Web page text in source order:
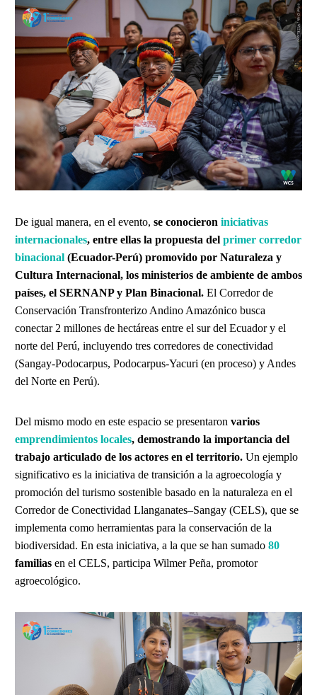
De igual manera, en el evento, se conocieron iniciativas
internacionales, entre ellas la propuesta del primer corredor
binacional (Ecuador-Perú) promovido por Naturaleza y
Cultura Internacional, los ministerios de ambiente de ambos
países, el SERNANP y Plan Binacional. El Corredor de
Conservación Transfronterizo Andino Amazónico busca
conectar 2 millones de hectáreas entre el sur del Ecuador y el
norte del Perú, incluyendo tres corredores de conectividad
(Sangay-Podocarpus, Podocarpus-Yacuri (en proceso) y Andes
del Norte en Perú).
Del mismo modo en este espacio se presentaron varios
emprendimientos locales, demostrando la importancia del
trabajo articulado de los actores en el territorio. Un ejemplo
significativo es la iniciativa de transición a la agroecología y
promoción del turismo sostenible basado en la naturaleza en el
Corredor de Conectividad Llanganates–Sangay (CELS), que se
implementa como herramientas para la conservación de la
biodiversidad. En esta iniciativa, a la que se han sumado 80
familias en el CELS, participa Wilmer Peña, promotor
agroecológico.